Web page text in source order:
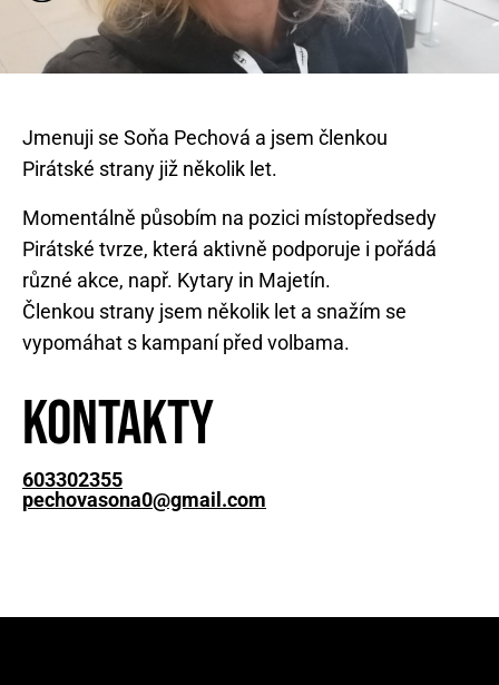
Jmenuji se Soňa Pechová a jsem členkou
Momentálně působím na pozici místopředsedy
Pirátské tvrze, která aktivně podporuje i pořádá
různé akce, např. Kytary in Majetín.
Členkou strany jsem několik let a snažím se
vypomáhat s kampaní před volbama.
Kontakty
603302355
pechovasona0@gmail.com